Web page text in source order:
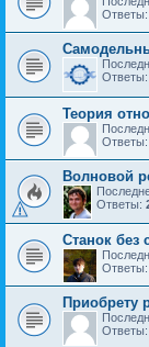
Ответы:
Ответы:
Теория
Ответы:
Волновой
Ответы:
Станок без
Ответы:
Приобрету
Ответы: